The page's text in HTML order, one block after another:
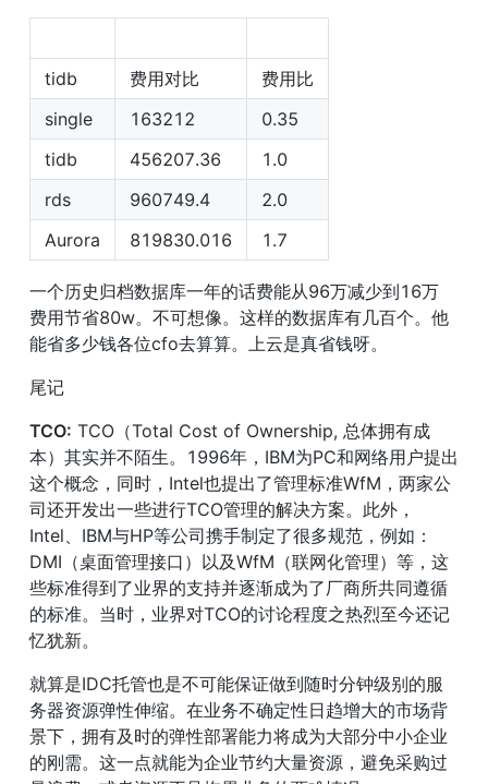
tidb 费用对比
费用比
single
163212
0.35
tidb
456207.36
1.0
rds
960749.4
2.0
Aurora
819830.016 1.7
一个历史归档数据库一年的话费能从96万减少到16万
费用节省80w。不可想像。这样的数据库有几百个。他
能省多少钱各位cfo去算算。上云是真省钱呀。
尾记
TCO: TCO（Total Cost of Ownership, 总体拥有成
本）其实并不陌生。1996年，IBM为PC和网络用户提出
这个概念，同时，Intel也提出了管理标准WfM，两家公
司还开发出一些进行TCO管理的解决方案。此外，
Intel、IBM与HP等公司携手制定了很多规范，例如：
DMI（桌面管理接口）以及WfM（联网化管理）等，这
些标准得到了业界的支持并逐渐成为了厂商所共同遵循
的标准。当时，业界对TCO的讨论程度之热烈至今还记
忆犹新。
就算是IDC托管也是不可能保证做到随时分钟级别的服
务器资源弹性伸缩。在业务不确定性日趋增大的市场背
景下，拥有及时的弹性部署能力将成为大部分中小企业
的刚需。这一点就能为企业节约大量资源，避免采购过